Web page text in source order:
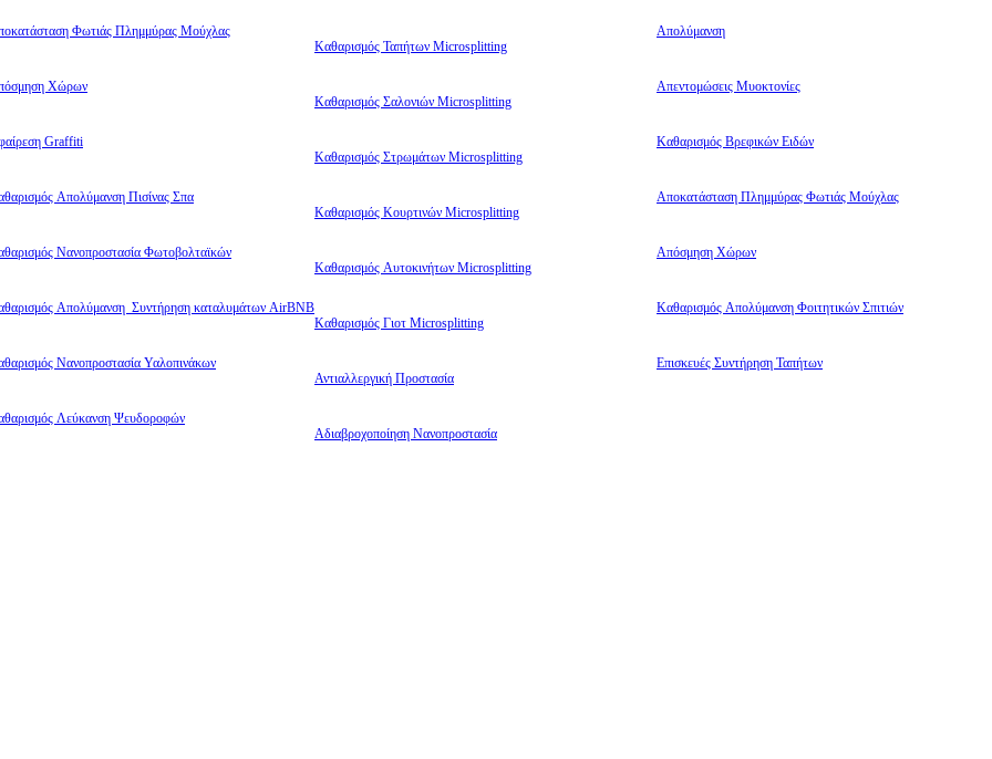
Φωτιάς Πλημμύρας Μούχλας
Χώρων
Graffiti
Απολύμανση Πισίνας Σπα
Νανοπροστασία Φωτοβολταϊκών
Απολύμανση Συντήρηση καταλυμάτων AirBNB
Νανοπροστασία Υαλοπινάκων
Λεύκανση Ψευδοροφών
Καθαρισμός Ταπήτων Microsplitting
Καθαρισμός Σαλονιών Microsplitting
Καθαρισμός Στρωμάτων Microsplitting
Καθαρισμός Κουρτινών Microsplitting
Καθαρισμός Αυτοκινήτων Microsplitting
Καθαρισμός Γιοτ Microsplitting
Αντιαλλεργική Προστασία
Αδιαβροχοποίηση Νανοπροστασία
Απολύμανση
Απεντομώσεις Μυοκτονίες
Καθαρισμός Βρεφικών Ειδών
Αποκατάσταση Πλημμύρας Φωτιάς Μούχλας
Απόσμηση Χώρων
Καθαρισμός Απολύμανση Φοιτητικών Σπιτιών
Επισκευές Συντήρηση Ταπήτων